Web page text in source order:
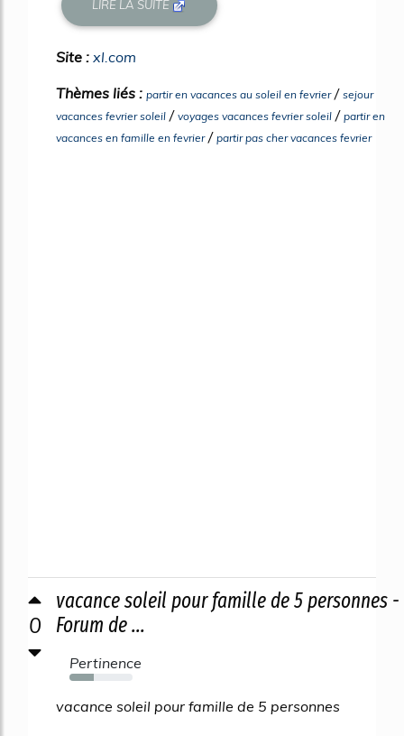
LIRE LA SUITE
Site : xl.com
Thèmes liés : partir en vacances au soleil en fevrier/ sejour
vacances fevrier soleil / voyages vacances fevrier soleil / partir en
vacances en famille en fevrier/ partir pas cher vacances fevrier
0
vacance soleil pour famille de 5 personnes -
Forum de ...
Pertinence
39%
vacance soleil pour famille de 5 personnes